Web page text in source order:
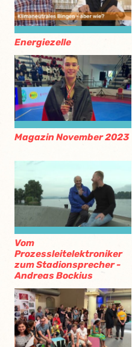
Energiezelle
Magazin November 2023
Vom
Prozessleitelektroniker
zum Stadionsprecher -
Andreas Bockius